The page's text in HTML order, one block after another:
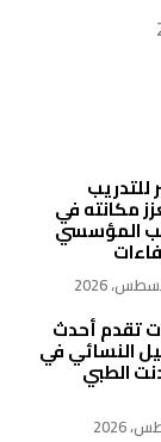
للتدريب
مكانته في
المؤسسي
تقدم أحدث
النسائي في
الطبي